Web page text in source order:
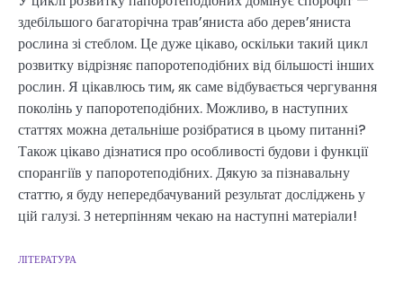
здебільшого багаторічна трав’яниста або дерев’яниста
рослина зі стеблом. Це дуже цікаво, оскільки такий цикл
розвитку відрізняє папоротеподібних від більшості інших
рослин. Я цікавлюсь тим, як саме відбувається чергування
поколінь у папоротеподібних. Можливо, в наступних
статтях можна детальніше розібратися в цьому питанні?
Також цікаво дізнатися про особливості будови і функції
спорангіїв у папоротеподібних. Дякую за пізнавальну
статтю, я буду непередбачуваний результат досліджень у
цій галузі. З нетерпінням чекаю на наступні матеріали!
ЛІТЕРАТУРА